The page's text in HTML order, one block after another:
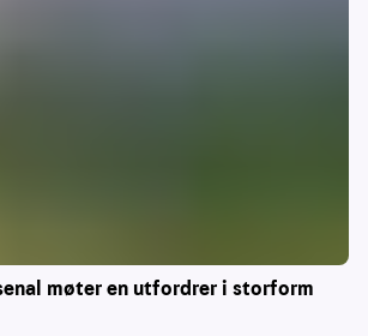
møter en utfordrer i storform